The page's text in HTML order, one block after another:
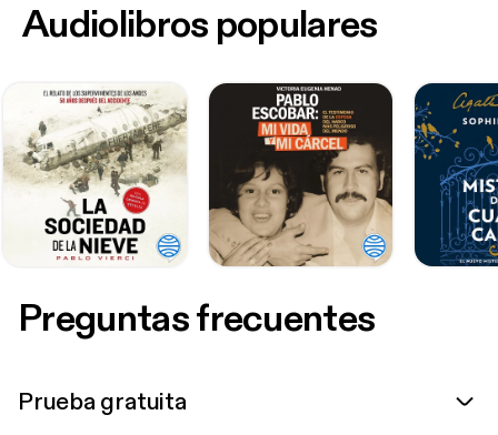
Audiolibros populares
Preguntas frecuentes
Prueba gratuita